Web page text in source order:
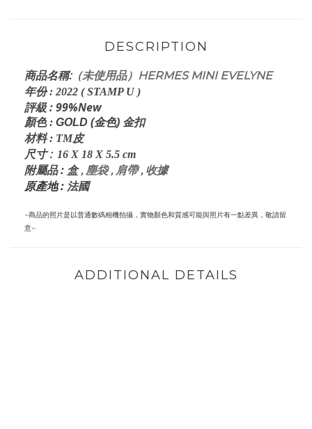
DESCRIPTION
商品名稱:（未使用品）HERMES MINI EVELYNE
年份: 2022 ( STAMP U )
評級: 99%New
顏色: GOLD (金色) 金扣
材料: TM皮
尺寸: 16 X 18 X 5.5 cm
附屬品: 盒, 塵袋 , 肩帶 , 收據
原產地 : 法國
~商品的照片是以普通數碼相機拍攝，實物顏色和質感可能與照片有一點差異，敬請留
意~
ADDITIONAL DETAILS